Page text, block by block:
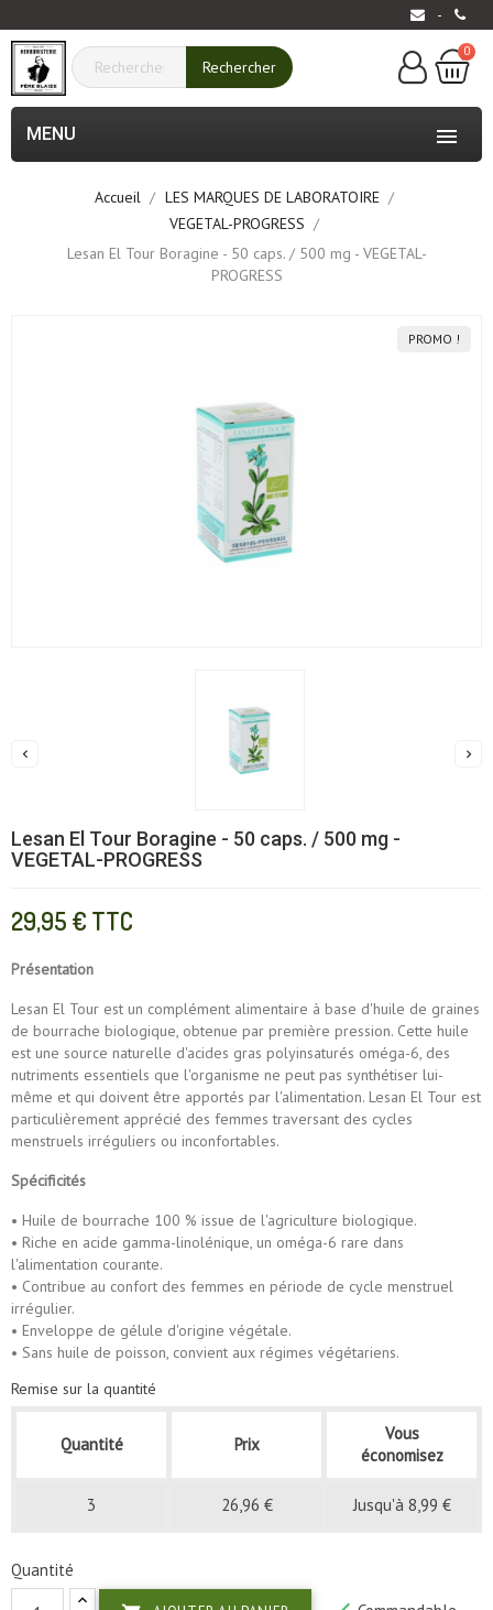
-
0
Rechercher

MENU
Accueil
LES MARQUES DE LABORATOIRE
VEGETAL-PROGRESS
Lesan El Tour Boragine - 50 caps. / 500 mg - VEGETAL-
PROGRESS
PROMO !
 
Lesan El Tour Boragine - 50 caps. / 500 mg -
VEGETAL-PROGRESS
29,95 € TTC
Présentation
Lesan El Tour est un complément alimentaire à base d'huile de graines
de bourrache biologique, obtenue par première pression. Cette huile
est une source naturelle d'acides gras polyinsaturés oméga-6, des
nutriments essentiels que l'organisme ne peut pas synthétiser lui-
même et qui doivent être apportés par l'alimentation. Lesan El Tour est
particulièrement apprécié des femmes traversant des cycles
menstruels irréguliers ou inconfortables.
Spécificités
• Huile de bourrache 100 % issue de l'agriculture biologique.
• Riche en acide gamma-linolénique, un oméga-6 rare dans
l'alimentation courante.
• Contribue au confort des femmes en période de cycle menstruel
irrégulier.
• Enveloppe de gélule d'origine végétale.
• Sans huile de poisson, convient aux régimes végétariens.
Remise sur la quantité
Quantité Prix
Vous
économisez
3 26,96 € Jusqu'à 8,99 €
Quantité